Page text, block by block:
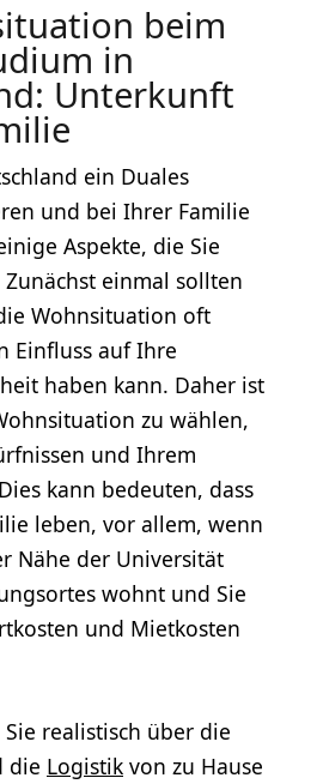
beim
in
Unterkunft
ein Duales
und bei Ihrer Familie
Aspekte, die Sie
einmal sollten
Wohnsituation oft
Einfluss auf Ihre
haben kann. Daher ist
zu wählen,
und Ihrem
kann bedeuten, dass
leben, vor allem, wenn
Nähe der Universität
wohnt und Sie
und Mietkosten
realistisch über die
die Logistik von zu Hause